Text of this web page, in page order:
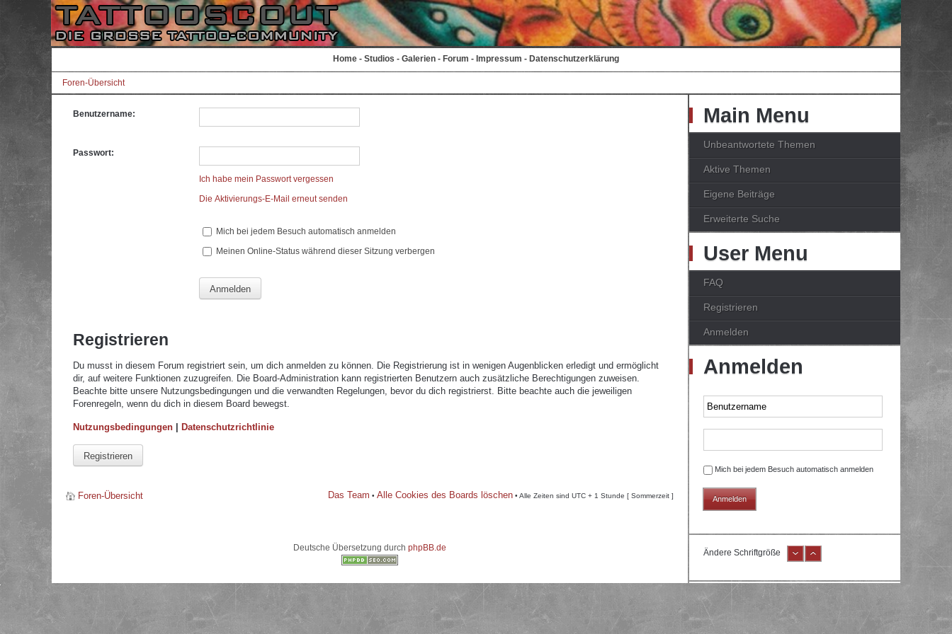
Home - Studios - Galerien - Forum - Impressum - Datenschutzerklärung
Foren-Übersicht
Benutzername:
Passwort:
Ich habe mein Passwort vergessen
Die Aktivierungs-E-Mail erneut senden
Mich bei jedem Besuch automatisch anmelden
Meinen Online-Status während dieser Sitzung verbergen
Registrieren
Du musst in diesem Forum registriert sein, um dich anmelden zu können. Die Registrierung ist in wenigen Augenblicken erledigt und ermöglicht
dir, auf weitere Funktionen zuzugreifen. Die Board-Administration kann registrierten Benutzern auch zusätzliche Berechtigungen zuweisen.
Beachte bitte unsere Nutzungsbedingungen und die verwandten Regelungen, bevor du dich registrierst. Bitte beachte auch die jeweiligen
Forenregeln, wenn du dich in diesem Board bewegst.
Nutzungsbedingungen | Datenschutzrichtlinie
Registrieren
Foren-Übersicht Das Team • Alle Cookies des Boards löschen • Alle Zeiten sind UTC + 1 Stunde [ Sommerzeit ]
Deutsche Übersetzung durch phpBB.de
Main Menu
Unbeantwortete Themen
Aktive Themen
Eigene Beiträge
Erweiterte Suche
User Menu
FAQ
Registrieren
Anmelden
Anmelden
Mich bei jedem Besuch automatisch anmelden
Ändere Schriftgröße